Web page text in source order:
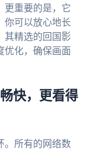
更重要的是，它
你可以放心地长
其精选的回国影
优化，确保画面
快，更看得
。所有的网络数